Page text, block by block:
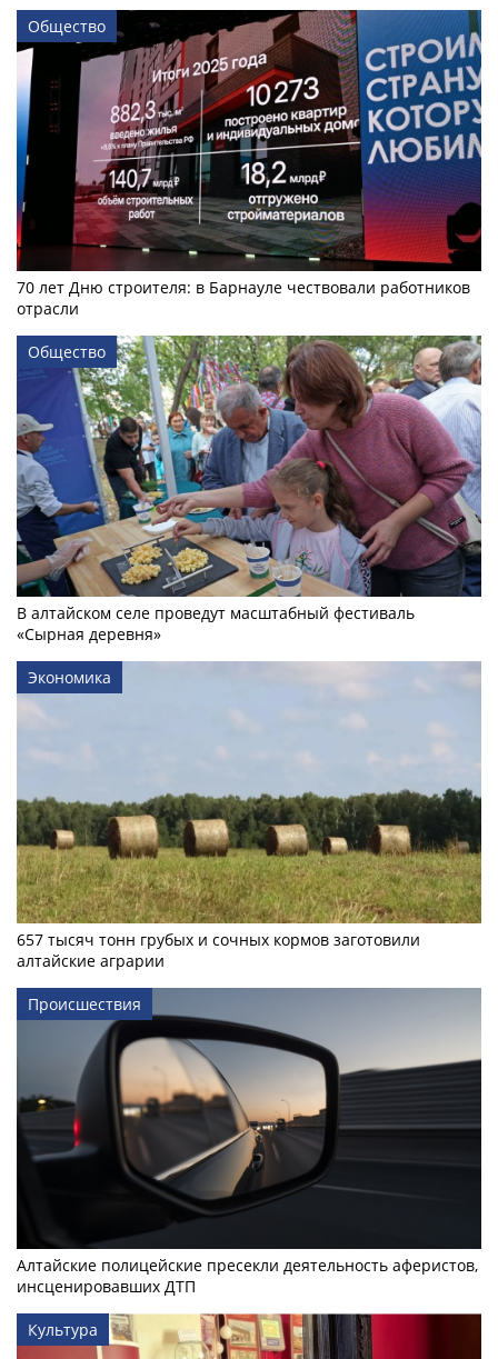
Общество
70 лет Дню строителя: в Барнауле чествовали работников
отрасли
Общество
В алтайском селе проведут масштабный фестиваль
«Сырная деревня»
Экономика
657 тысяч тонн грубых и сочных кормов заготовили
алтайские аграрии
Происшествия
Алтайские полицейские пресекли деятельность аферистов,
инсценировавших ДТП
Культура